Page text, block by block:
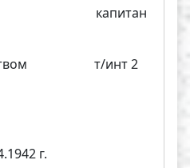
капитан
т/инт 2
г.